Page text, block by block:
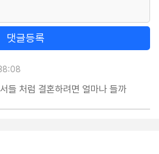
댓글등록
들 처럼 결혼하려면 얼마나 들까